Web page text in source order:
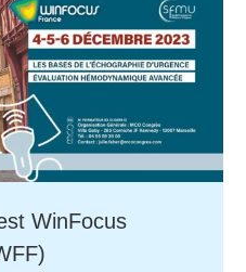
WinFocus